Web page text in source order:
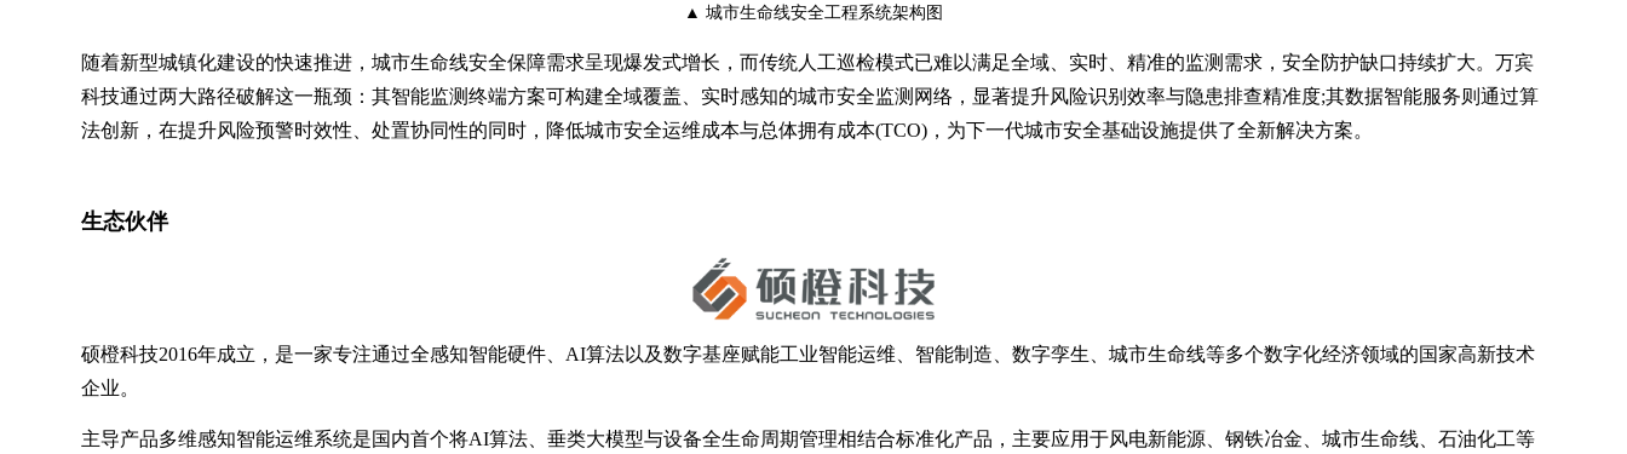
▲ 城市生命线安全工程系统架构图
随着新型城镇化建设的快速推进，城市生命线安全保障需求呈现爆发式增长，而传统人工巡检模式已难以满足全域、实时、精准的监测需求，安全防护缺口持续扩大。万宾
科技通过两大路径破解这一瓶颈：其智能监测终端方案可构建全域覆盖、实时感知的城市安全监测网络，显著提升风险识别效率与隐患排查精准度;其数据智能服务则通过算
法创新，在提升风险预警时效性、处置协同性的同时，降低城市安全运维成本与总体拥有成本(TCO)，为下一代城市安全基础设施提供了全新解决方案。
生态伙伴
硕橙科技2016年成立，是一家专注通过全感知智能硬件、AI算法以及数字基座赋能工业智能运维、智能制造、数字孪生、城市生命线等多个数字化经济领域的国家高新技术
企业。
主导产品多维感知智能运维系统是国内首个将AI算法、垂类大模型与设备全生命周期管理相结合标准化产品，主要应用于风电新能源、钢铁冶金、城市生命线、石油化工等